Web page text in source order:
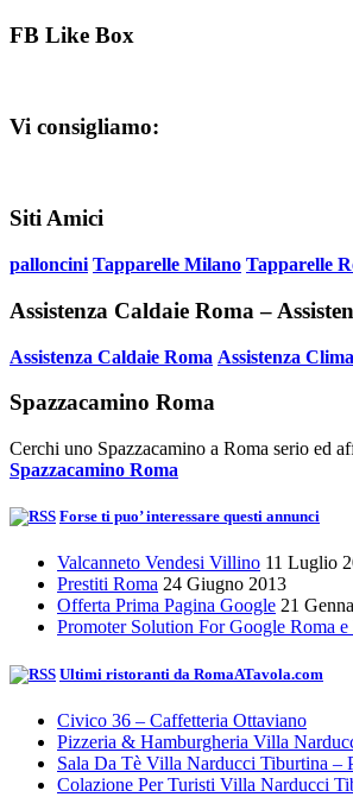
FB Like Box
Vi consigliamo:
Siti Amici
palloncini Tapparelle Milano Tapparelle
Assistenza Caldaie Roma –
Assistenza Caldaie Roma Assistenza
Spazzacamino Roma
Cerchi uno Spazzacamino a Roma serio ed
Spazzacamino Roma
Forse ti puo’ interessare questi annunci
Valcanneto Vendesi Villino 11 Luglio
Prestiti Roma 24 Giugno 2013
Offerta Prima Pagina Google 21
Promoter Solution For Google Roma e
Ultimi ristoranti da RomaATavola.com
Civico 36 – Caffetteria Ottaviano
Pizzeria & Hamburgheria Villa
Sala Da Tè Villa Narducci Tiburtina –
Colazione Per Turisti Villa Narducci